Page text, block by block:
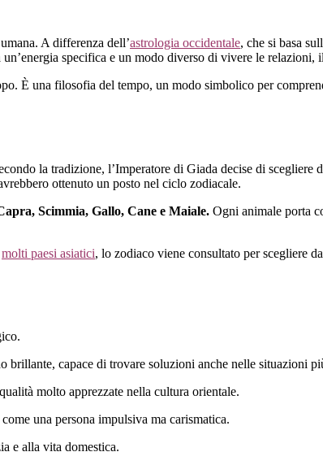
A differenza dell’astrologia occidentale, che si basa
specifica e un modo diverso di vivere le
È una filosofia del tempo, un modo simbolico per
la tradizione, l’Imperatore di Giada decise di scegliere
ottenuto un posto nel ciclo zodiacale.
Scimmia, Gallo, Cane e Maiale. Ogni animale porta
molti paesi asiatici, lo zodiaco viene consultato per scegliere
brillante, capace di trovare soluzioni anche nelle situazioni
molto apprezzate nella cultura orientale.
una persona impulsiva ma carismatica.
e alla vita domestica.